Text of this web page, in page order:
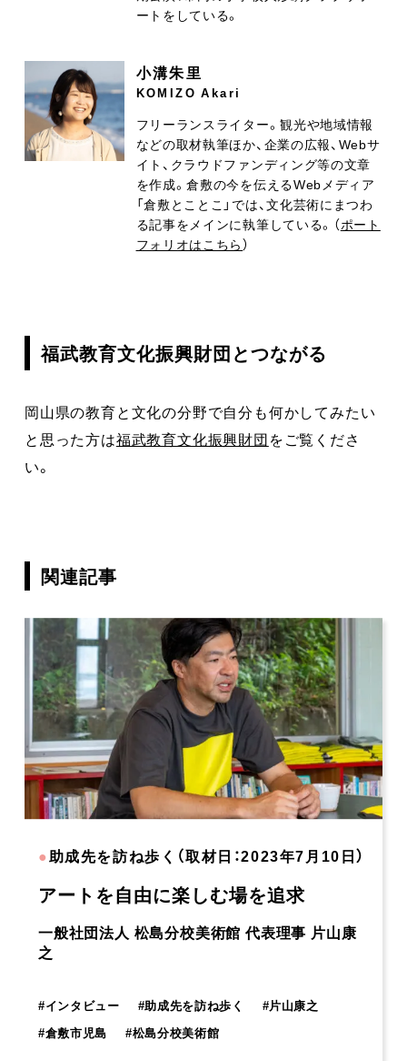
ートをしている。
小溝朱里
KOMIZO Akari
フリーランスライター。観光や地域情報
などの取材執筆ほか、企業の広報、 Webサ
イト、クラウドファンディング等の文章
を作成。倉敷の今を伝えるWebメディア
「倉敷とことこ」では、文化芸術にまつわ
る記事をメインに執筆している。（ポート
フォリオはこちら）
福武教育文化振興財団とつながる
岡山県の教育と文化の分野で自分も何かしてみたい
と思った方は福武教育文化振興財団をご覧くださ
い。
関連記事
●助成先を訪ね歩く（取材日：2023年7月10日）
アートを自由に楽しむ場を追求
一般社団法人 松島分校美術館 代表理事 片山康
之
#インタビュー #助成先を訪ね歩く #片山康之
#倉敷市児島 #松島分校美術館